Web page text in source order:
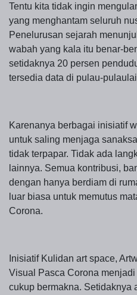
Tentu kita tidak ingin
yang menghantam seluruh
Penelurusan sejarah
wabah yang kala itu benar-
setidaknya 20 persen
tersedia data di pulau-
Karenanya berbagai inisiatif
untuk saling menjaga
tidak terpapar. Tidak ada
lainnya. Semua kontribusi,
dengan hanya berdiam di
luar biasa untuk memutus
Corona.
Inisiatif Kulidan art space,
Visual Pasca Corona
cukup bermakna. Setidaknya